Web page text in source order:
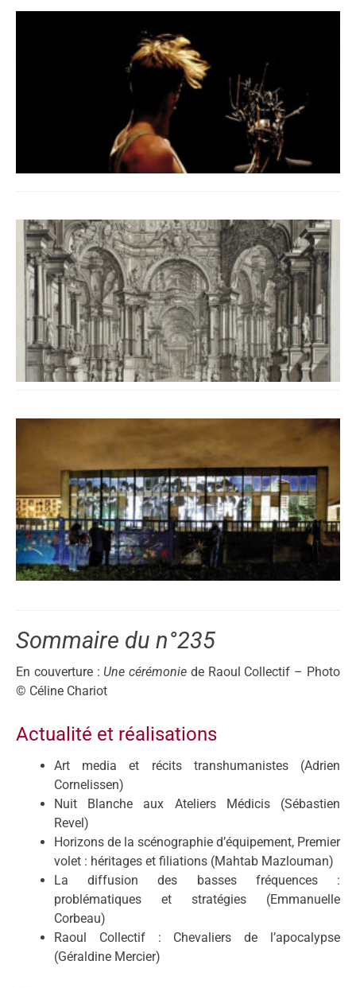
Sommaire du n°235
En couverture : Une cérémonie de Raoul Collectif – Photo
© Céline Chariot
Actualité et réalisations
Art media et récits transhumanistes (Adrien
Cornelissen)
Nuit Blanche aux Ateliers Médicis (Sébastien
Revel)
Horizons de la scénographie d’équipement, Premier
volet : héritages et filiations (Mahtab Mazlouman)
La diffusion des basses fréquences :
problématiques et stratégies (Emmanuelle
Corbeau)
Raoul Collectif : Chevaliers de l’apocalypse
(Géraldine Mercier)